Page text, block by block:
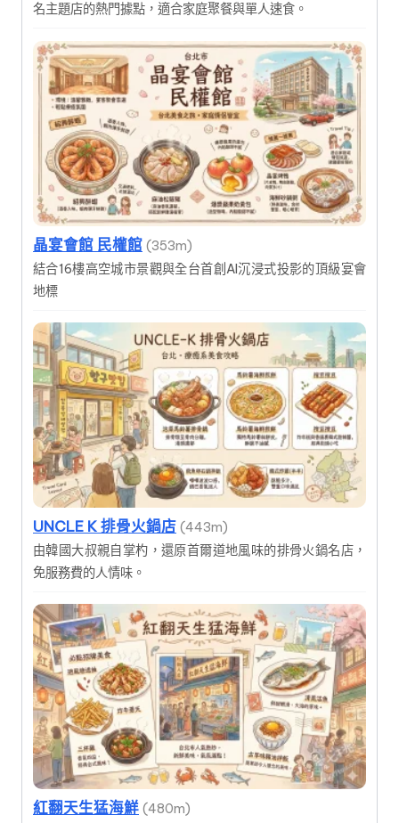
名主題店的熱門據點，適合家庭聚餐與單人速食。
晶宴會館 民權館 (353m)
結合16樓高空城市景觀與全台首創AI沉浸式投影的頂級宴會
地標
UNCLE K 排骨火鍋店 (443m)
由韓國大叔親自掌杓，還原首爾道地風味的排骨火鍋名店，
免服務費的人情味。
紅翻天生猛海鮮 (480m)